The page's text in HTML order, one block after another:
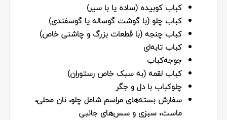
کباب کوبیده (ساده یا با سیر)
کباب چلو (با گوشت گوساله یا گوسفندی)
کباب چنجه (با قطعات بزرگ و چاشنی خاص)
کباب تابه‌ای
جوجه‌کباب
کباب لقمه (به سبک خاص رستوران)
چلوکباب با دل و جگر
سفارش بسته‌های مراسم شامل چلو، نان محلی،
ماست، سبزی و سس‌های جانبی